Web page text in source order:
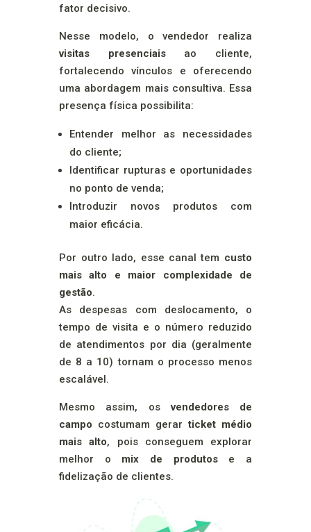
fator decisivo.
Nesse modelo, o vendedor realiza
visitas presenciaisao cliente,
fortalecendo vínculos e oferecendo
uma abordagem mais consultiva. Essa
presença física possibilita:
Entender melhor as necessidades
do cliente;
Identificar rupturas e oportunidades
no ponto de venda;
Introduzir novos produtos com
maior eficácia.
Por outro lado, esse canal tem custo
mais alto e maior complexidade de
gestão.
As despesas com deslocamento, o
tempo de visita e o número reduzido
de atendimentos por dia (geralmente
de 8 a 10) tornam o processo menos
escalável.
Mesmo assim, osvendedores de
campo costumam gerarticket médio
mais alto, pois conseguem explorar
melhor o mix de produtose a
fidelização de clientes.